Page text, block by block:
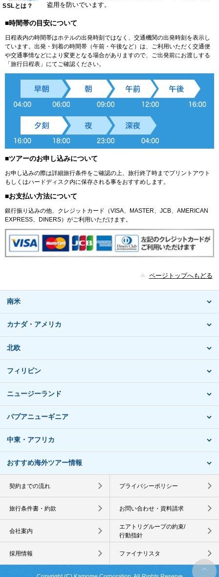
SSLとは？
盗用を防いでいます。
■時間帯の目安について
日程表内の時間帯はホテルの出発時刻ではなく、交通機関の出発時刻を表示し
ています。出発・到着の時間帯（午前・午後など）は、ご利用いただく交通便
や交通事情などにより変更となる場合がありますので、ご出発前にお渡しする
「旅行日程表」にてご確認ください。
■ツアーのお申し込みについて
お申し込みの際は詳細旅行条件をご確認の上、旅行終了時までプリントアウト
もしくはハードディスク内に保存される事をおすすめします。
■お支払い方法について
銀行振り込みの他、クレジットカード（VISA、MASTER、JCB、AMERICAN
EXPRESS、DINERS）がご利用いただけます。
ページトップへもどる
南米
カナダ・アメリカ
北欧
フィリピン
ニュージーランド
パプアニューギニア
中東・アフリカ
おすすめ海外ツアー情報
契約までの流れ プライバシーポリシー
旅行条件書・約款 お問い合わせ・資料請求
会社案内
エアトリグループの約束/
行動指針
採用情報 ファイナリスタ